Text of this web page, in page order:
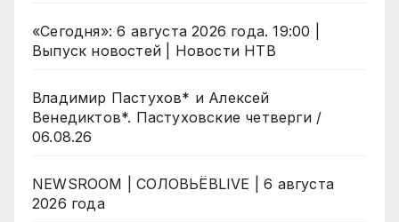
«Сегодня»: 6 августа 2026 года. 19:00 |
Выпуск новостей | Новости НТВ
Владимир Пастухов* и Алексей
Венедиктов*. Пастуховские четверги /
06.08.26
NEWSROOM | СОЛОВЬЁВLIVE | 6 августа
2026 года